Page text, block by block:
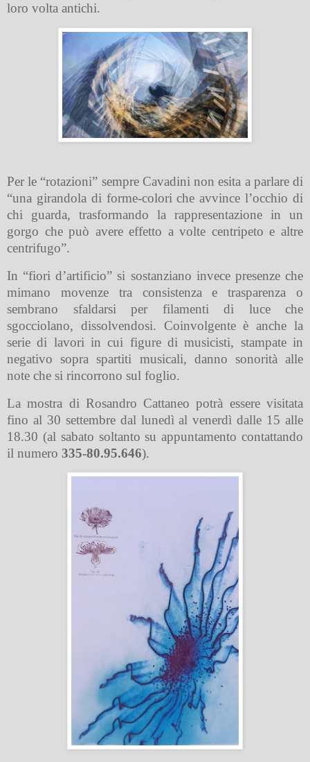
loro volta antichi.
Per le “rotazioni” sempre Cavadini non esita a parlare di
“una girandola di forme-colori che avvince l’occhio di
chi guarda, trasformando la rappresentazione in un
gorgo che può avere effetto a volte centripeto e altre
centrifugo”.
In “fiori d’artificio” si sostanziano invece presenze che
mimano movenze tra consistenza e trasparenza o
sembrano sfaldarsi per filamenti di luce che
sgocciolano, dissolvendosi. Coinvolgente è anche la
serie di lavori in cui figure di musicisti, stampate in
negativo sopra spartiti musicali, danno sonorità alle
note che si rincorrono sul foglio.
La mostra di Rosandro Cattaneo potrà essere visitata
fino al 30 settembre dal lunedì al venerdì dalle 15 alle
18.30 (al sabato soltanto su appuntamento contattando
il numero 335-80.95.646).